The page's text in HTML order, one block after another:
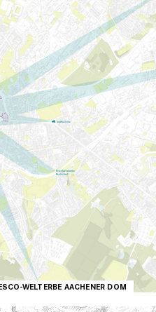
WELTERBE AACHENER DOM